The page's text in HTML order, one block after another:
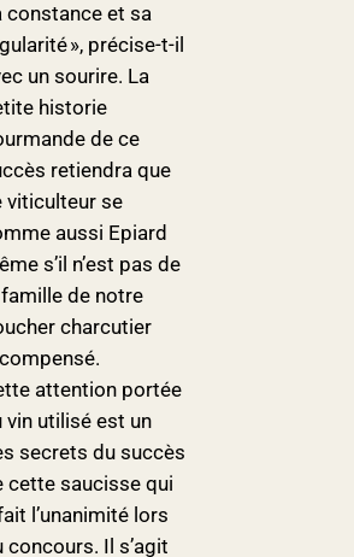
constance et sa
», précise-t-il
un sourire. La
historie
de ce
retiendra que
viticulteur se
aussi Epiard
s’il n’est pas de
famille de notre
charcutier
attention portée
vin utilisé est un
secrets du succès
cette saucisse qui
l’unanimité lors
concours. Il s’agit